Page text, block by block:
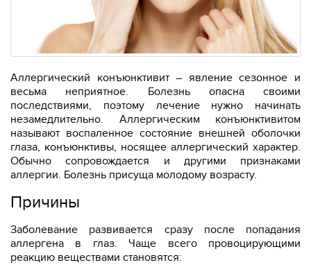
Аллергический конъюнктивит – явление сезонное и
весьма неприятное. Болезнь опасна своими
последствиями, поэтому лечение нужно начинать
незамедлительно. Аллергическим конъюнктивитом
называют воспаленное состояние внешней оболочки
глаза, конъюнктивы, носящее аллергический характер.
Обычно сопровождается и другими признаками
аллергии. Болезнь присуща молодому возрасту.
Причины
Заболевание развивается сразу после попадания
аллергена в глаз. Чаще всего провоцирующими
реакцию веществами становятся: